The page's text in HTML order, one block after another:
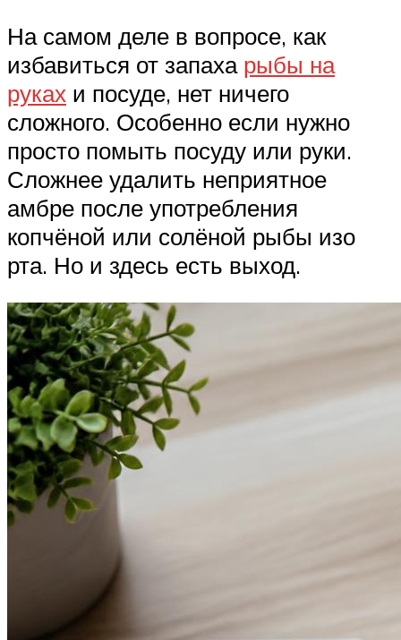
На самом деле в вопросе, как
избавиться от запаха рыбы на
руках и посуде, нет ничего
сложного. Особенно если нужно
просто помыть посуду или руки.
Сложнее удалить неприятное
амбре после употребления
копчёной или солёной рыбы изо
рта. Но и здесь есть выход.